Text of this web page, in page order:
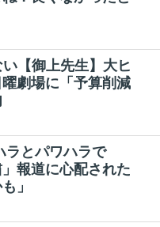
【御上先生】大ヒ
劇場に「予算削減
ラとパワハラで
」報道に心配された
」